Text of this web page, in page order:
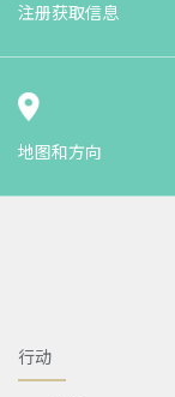
注册获取信息
地图和方向
行动